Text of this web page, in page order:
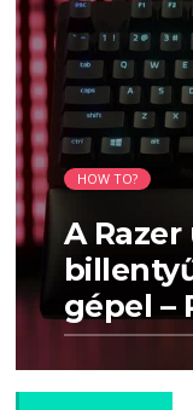
HOW TO?
A
gépel –